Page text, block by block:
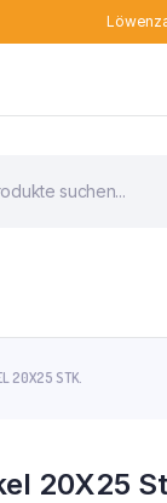
20X25 STK.
20X25